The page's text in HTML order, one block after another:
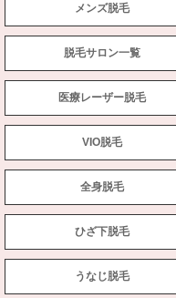
メンズ脱毛
脱毛サロン一覧
医療レーザー脱毛
VIO脱毛
全身脱毛
ひざ下脱毛
うなじ脱毛